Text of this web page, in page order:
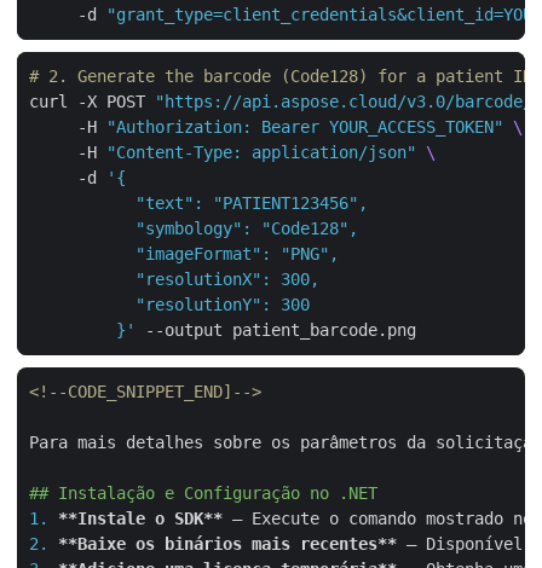
     -d
# 2. Generate the barcode (Code128) for a patient ID
curl -X POST
"https://api.aspose.cloud/v3.0/barcode/
     -H
"Authorization: Bearer YOUR_ACCESS_TOKEN"
     -H
"Content-Type: application/json"
     -d
         }'
<!--CODE_SNIPPET_END]-->
Para mais detalhes sobre os parâmetros da
## Instalação e Configuração no .NET
1.
**Instale o SDK** – Execute o comando mostrado
2.
**Baixe os binários mais recentes** – Disponível